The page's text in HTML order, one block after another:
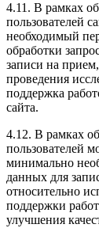
4.11. В рамках
пользователей
необходимый
обработки
записи на
проведения
поддержка
сайта.
4.12. В рамках
пользователей
минимально
данных для
относительно
поддержки
улучшения